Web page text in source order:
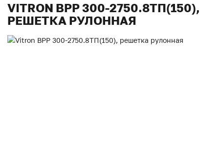
VITRON ВРР 300-2750.8ТП(150),
РЕШЕТКА РУЛОННАЯ